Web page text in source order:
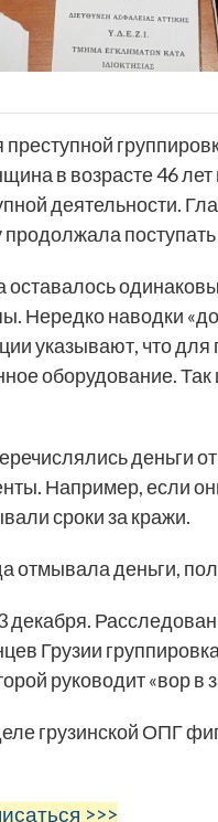
преступной
в возрасте 46
деятельности.
оставалось
Нередко наводки
указывают, что для
оборудование.
деньги
Например, если
сроки за кражи.
отмывала деньги,
Грузии
руководит «вор в
грузинской ОПГ
>>>